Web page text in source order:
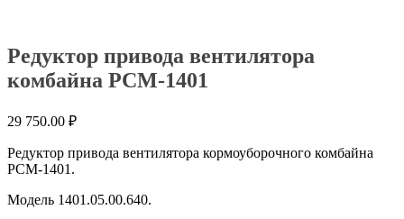
Редуктор привода вентилятора
комбайна РСМ-1401
29 750.00 ₽
Редуктор привода вентилятора кормоуборочного комбайна
РСМ-1401.
Модель 1401.05.00.640.